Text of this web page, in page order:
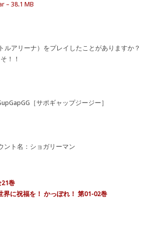
– 38.1 MB
アリーナ）をプレイしたことがありますか？
！！
［サポギャップジージー］
ント名：ショガリーマン
21巻
に祝福を！ かっぽれ！ 第01-02巻